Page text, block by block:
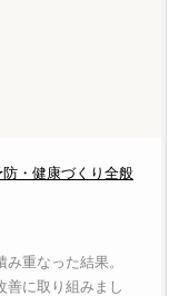
・健康づくり全般
重なった結果。
善に取り組みまし